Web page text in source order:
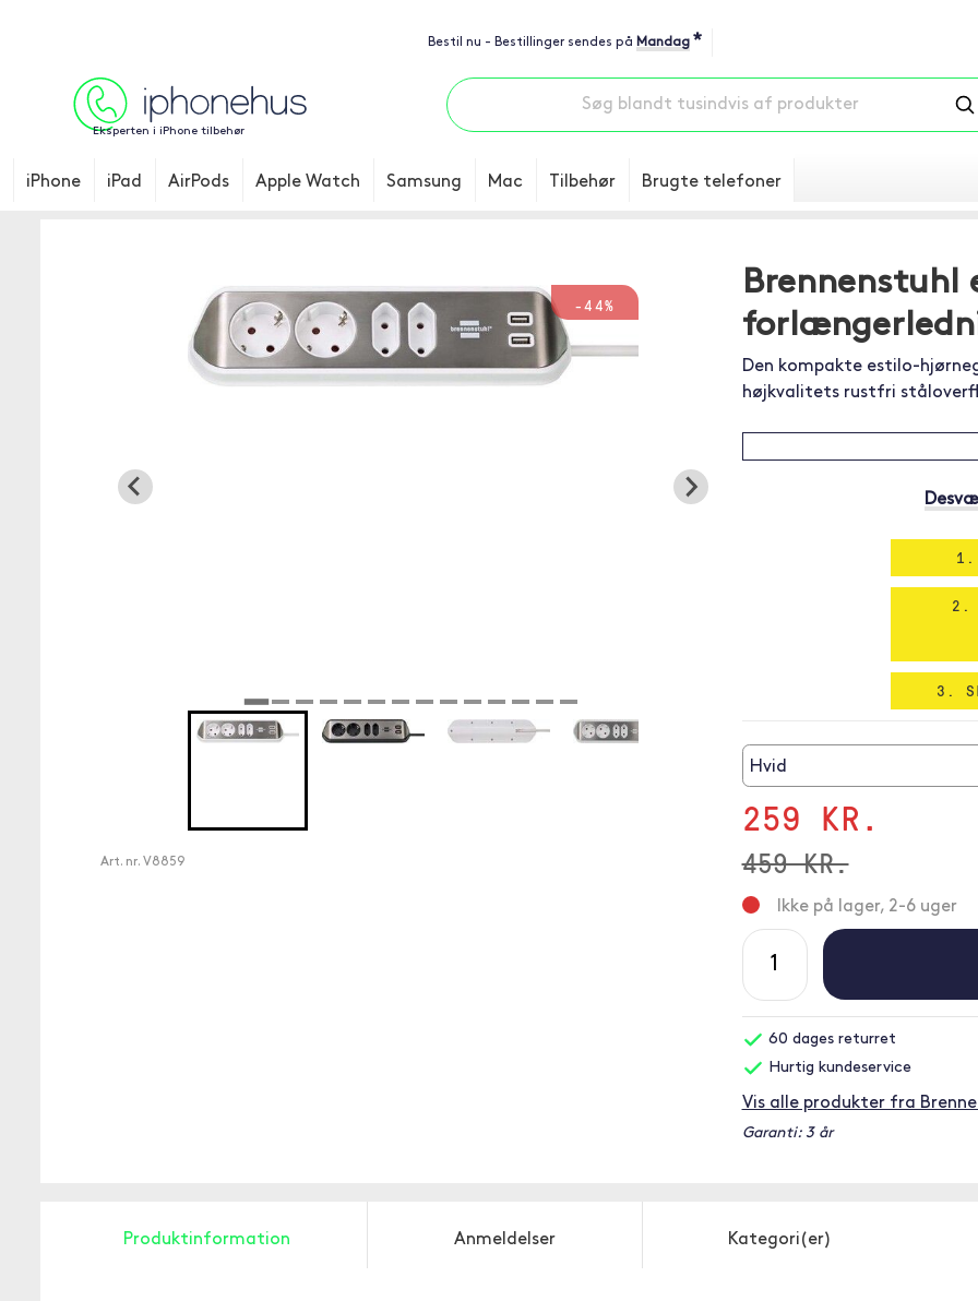
Bestil nu - Bestillinger sendes på Mandag *
Eksperten i iPhone tilbehør
iPhone iPad AirPods Apple Watch Samsung Mac Tilbehør Brugte telefoner
-44%
Art. nr. V8859
Brennenstuhl
Den kompakte estilo-
højkvalitets rustfri
1.
2.
3.
Hvid
259 KR.
459 KR.
Ikke på lager, 2-6 uger
60 dages returret
Hurtig kundeservice
Vis alle produkter fra
Garanti: 3 år
Produktinformation Anmeldelser Kategori(er)